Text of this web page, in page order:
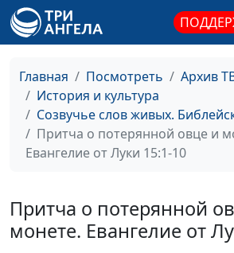
Главная Посмотреть
Архив
История и культура
Созвучье слов живых.
Притча о потерянной овце и
Евангелие от Луки 15:1-10
Притча о потерянной
монете. Евангелие от
Что такое рождение свыше?
Евангелие по Иоанну 3:1-16
Иоанн Креститель о Христе.
Евангелие по Иоанну 1:13-18
В начале было слово и слово
было у Бога. Евангелие по Иоанну
1:1-12
возвышающий себя, унижен
будет, а принижающий -